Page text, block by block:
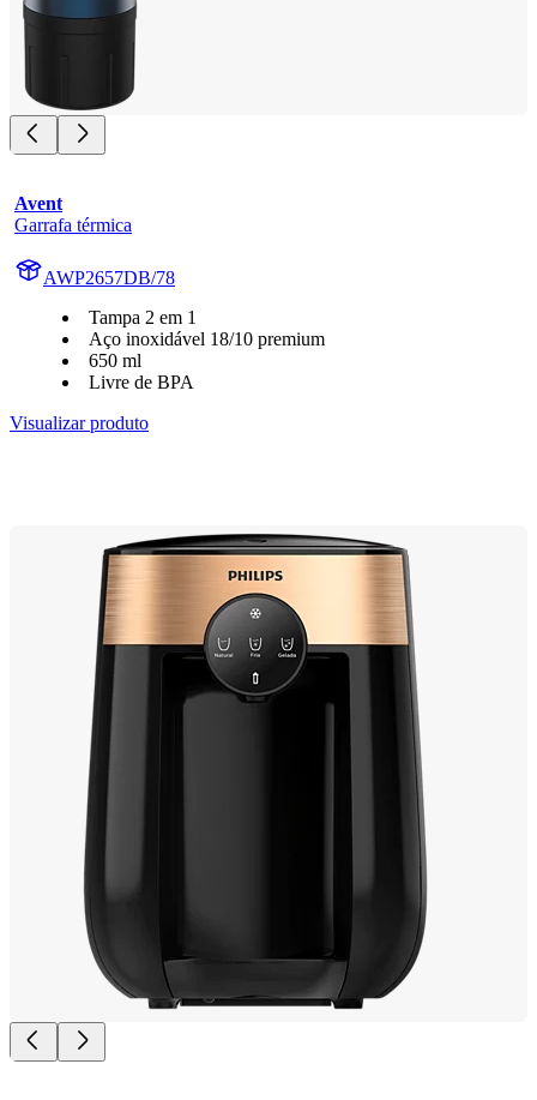
Avent
Garrafa térmica
AWP2657DB/78
Tampa 2 em 1
Aço inoxidável 18/10 premium
650 ml
Livre de BPA
Visualizar produto